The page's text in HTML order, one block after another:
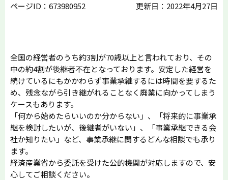
ページID：673980952 更新日：2022年4月27日
全国の経営者のうち約3割が70歳以上と言われており、その
中の約4割が後継者不在となっております。安定した経営を
続けているにもかかわらず事業承継するには時間を要するた
め、残念ながら引き継がれることなく廃業に向かってしまう
ケースもあります。
「何から始めたらいいのか分からない」、「将来的に事業承
継を検討したいが、後継者がいない」、「事業承継できる会
社か知りたい」など、事業承継に関するどんな相談でも承り
ます。
経済産業省から委託を受けた公的機関が対応しますので、安
心してご相談ください。